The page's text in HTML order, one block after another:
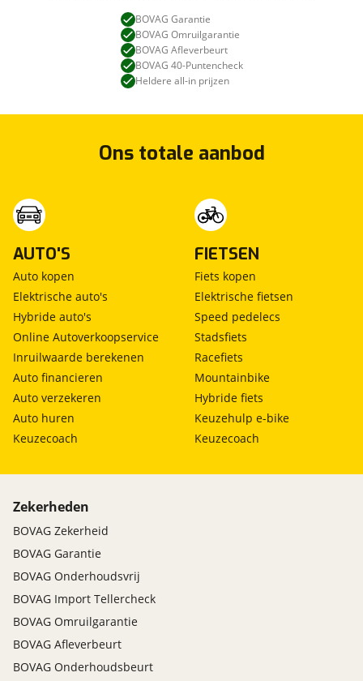
BOVAG Garantie
BOVAG Omruilgarantie
BOVAG Afleverbeurt
BOVAG 40-Puntencheck
Heldere all-in prijzen
Ons totale aanbod
AUTO'S
Auto kopen
Elektrische auto's
Hybride auto's
Online Autoverkoopservice
Inruilwaarde berekenen
Auto financieren
Auto verzekeren
Auto huren
Keuzecoach
FIETSEN
Fiets kopen
Elektrische fietsen
Speed pedelecs
Stadsfiets
Racefiets
Mountainbike
Hybride fiets
Keuzehulp e-bike
Keuzecoach
Zekerheden
BOVAG Zekerheid
BOVAG Garantie
BOVAG Onderhoudsvrij
BOVAG Import Tellercheck
BOVAG Omruilgarantie
BOVAG Afleverbeurt
BOVAG Onderhoudsbeurt